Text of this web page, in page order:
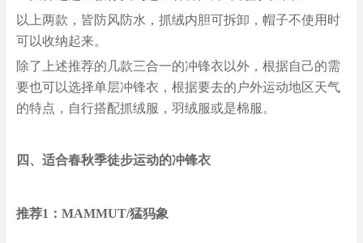
以上两款，皆防风防水，抓绒内胆可拆卸，帽子不使用时
可以收纳起来。
除了上述推荐的几款三合一的冲锋衣以外，根据自己的需
要也可以选择单层冲锋衣，根据要去的户外运动地区天气
的特点，自行搭配抓绒服，羽绒服或是棉服。
四、适合春秋季徒步运动的冲锋衣
推荐1：MAMMUT/猛犸象